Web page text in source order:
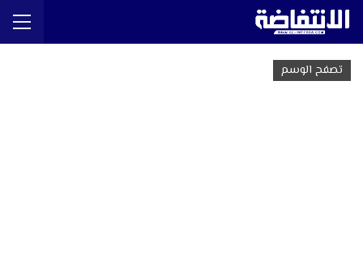
تصفح الوسم